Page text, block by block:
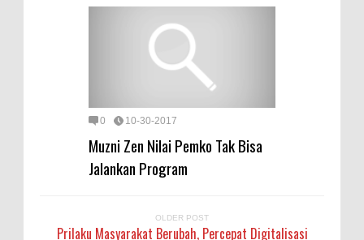
0 10-30-2017
Muzni Zen Nilai Pemko Tak Bisa
Jalankan Program
OLDER POST
Prilaku Masyarakat Berubah, Percepat Digitalisasi